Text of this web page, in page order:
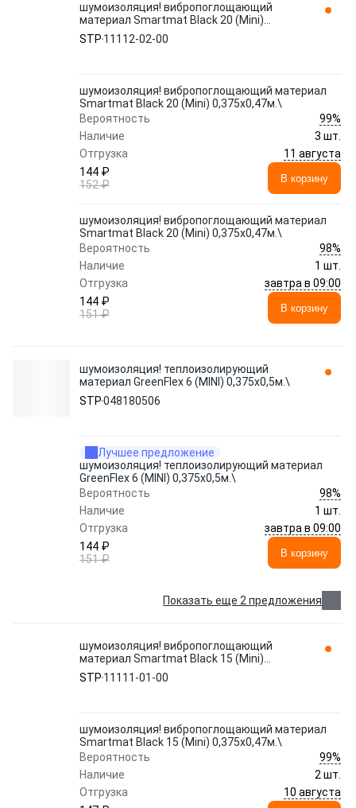
шумоизоляция! вибропоглощающий
материал Smartmat Black 20 (Mini)
0,375х0,47м.\
STP 11112-02-00
шумоизоляция! вибропоглощающий материал
Smartmat Black 20 (Mini) 0,375х0,47м.\
Вероятность
99%
Наличие
3 шт.
Отгрузка
11 августа
144 ₽
152 ₽
В корзину
шумоизоляция! вибропоглощающий материал
Smartmat Black 20 (Mini) 0,375х0,47м.\
Вероятность
98%
Наличие
1 шт.
Отгрузка
завтра в 09:00
144 ₽
151 ₽
В корзину
шумоизоляция! теплоизолирующий
материал GreenFlex 6 (MINI) 0,375х0,5м.\
STP048180506
Лучшее предложение
шумоизоляция! теплоизолирующий материал
GreenFlex 6 (MINI) 0,375х0,5м.\
Вероятность
98%
Наличие
1 шт.
Отгрузка
завтра в 09:00
144 ₽
151 ₽
В корзину
Показать еще 2 предложения
шумоизоляция! вибропоглощающий
материал Smartmat Black 15 (Mini)
0,375х0,47м.\ 11111-01-00 STP
STP 11111-01-00
шумоизоляция! вибропоглощающий материал
Smartmat Black 15 (Mini) 0,375х0,47м.\
Вероятность
99%
Наличие
2 шт.
Отгрузка
10 августа